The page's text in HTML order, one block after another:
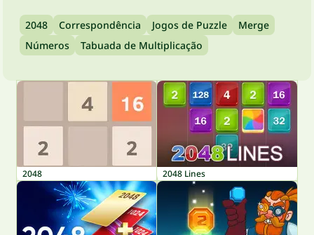
2048 Correspondência Jogos de Puzzle
Merge
Números
Tabuada de Multiplicação
2048 2048 Lines